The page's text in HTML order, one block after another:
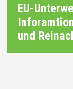
EU-
und